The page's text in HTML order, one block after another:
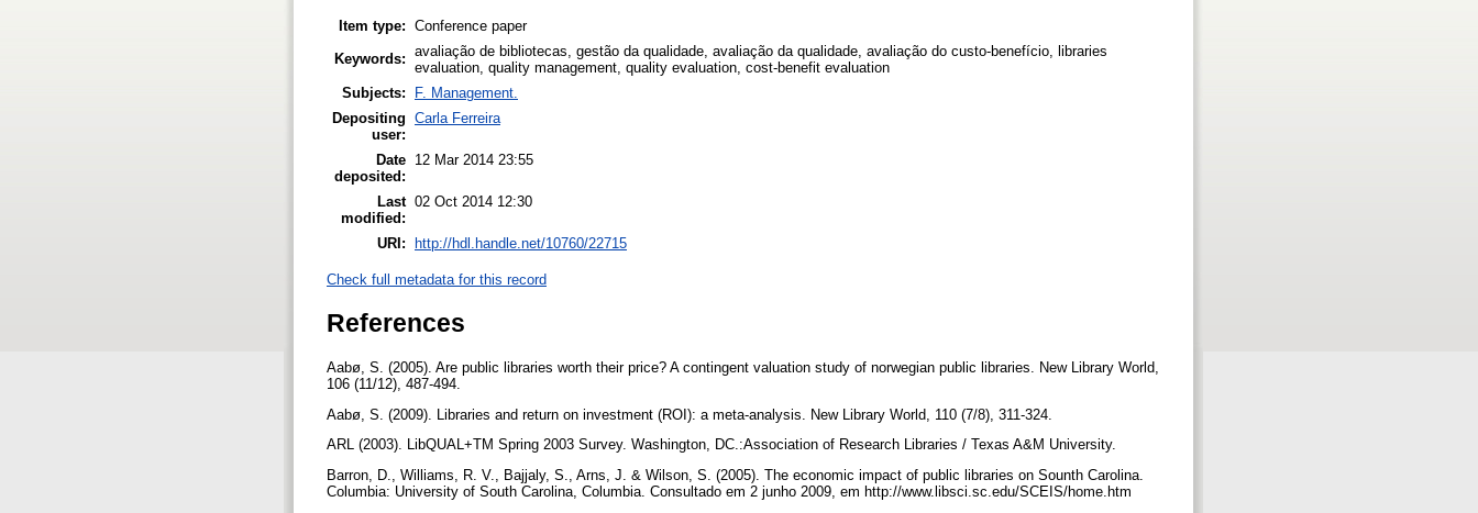
Item type: Conference paper
Keywords: avaliação de bibliotecas, gestão da qualidade, avaliação da qualidade, avaliação do custo-benefício, libraries
evaluation, quality management, quality evaluation, cost-benefit evaluation
Subjects:
F. Management.
Depositing
user:
Carla Ferreira
Date
deposited:
12 Mar 2014 23:55
Last
modified:
02 Oct 2014 12:30
URI: http://hdl.handle.net/10760/22715
Check full metadata for this record
References
Aabø, S. (2005). Are public libraries worth their price? A contingent valuation study of norwegian public libraries. New Library World,
106 (11/12), 487-494.
Aabø, S. (2009). Libraries and return on investment (ROI): a meta-analysis. New Library World, 110 (7/8), 311-324.
ARL (2003). LibQUAL+TM Spring 2003 Survey. Washington, DC.:Association of Research Libraries / Texas A&M University.
Barron, D., Williams, R. V., Bajjaly, S., Arns, J. & Wilson, S. (2005). The economic impact of public libraries on Sounth Carolina.
Columbia: University of South Carolina, Columbia. Consultado em 2 junho 2009, em http://www.libsci.sc.edu/SCEIS/home.htm